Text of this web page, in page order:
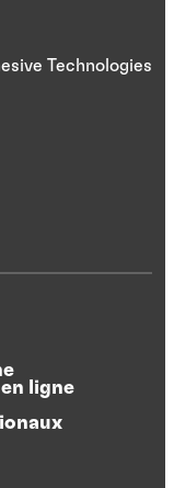
Technologies
ligne